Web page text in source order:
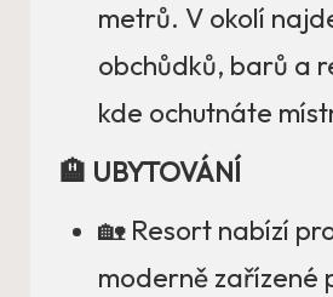
metrů. V okolí
obchůdků, barů a
kde ochutnáte
🏨 UBYTOVÁNÍ
🏡 Resort nabízí
moderně zařízené